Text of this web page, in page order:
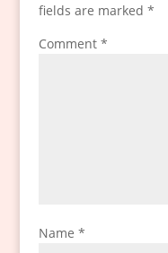
fields are marked *
Comment *
Name *